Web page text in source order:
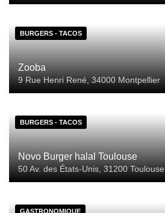
BURGERS - TACOS
Zooba
9 Rue Henri René, 34000 Montpellier
BURGERS - TACOS
Novo Burger halal Toulouse
50 Av. des États-Unis, 31200 Toulouse
GASTRONOMIQUE